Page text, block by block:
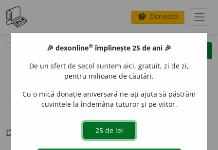
savings Donează
clear
opțiuni
definiții (1) pronunțievolume_up (50)
Definiția cu ID-ul 731431:
🎉 dexonline® împlinește 25 de ani 🎉
De un sfert de secol suntem aici, gratuit, zi de zi,
pentru milioane de căutări.
Cu o mică donație aniversară ne-ați ajuta să păstrăm
cuvintele la îndemâna tuturor și pe viitor.